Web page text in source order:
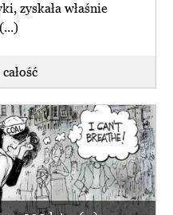
zyskała właśnie